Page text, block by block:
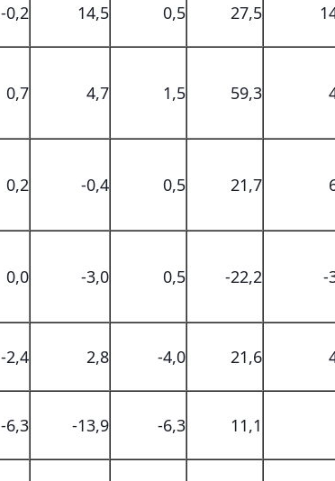
-0,2 14,5 0,5 27,5
0,7 4,7 1,5 59,3
0,2 -0,4 0,5 21,7
0,0 -3,0 0,5 -22,2 -
-2,4 2,8 -4,0 21,6
-6,3 -13,9 -6,3 11,1